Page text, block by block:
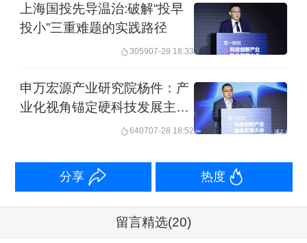
高端制造业是国家经济发展的推动力和
重要支柱，是未来全球经济发展的主导
力量与科技创新的主阵地。加快实现制
造业产业链、供应链各环节的自主可
控，已成为新发展阶段下的行业共识。
但是实现国产替代仍存难点与挑战，与
产品的替代，更是体系化、系统化的迭
上海国投先导温治:破解“投早
投小”三重难题的实践路径
305907-29 18:33
申万宏源产业研究院杨件：产
业化视角锚定硬科技发展主线
详解四大核心赛道长期成长机
640707-28 18:52
分享 热度
留言精选(20)